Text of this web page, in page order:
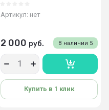
Артикул: нет
В наличии 5
2 000 руб.
Купить в 1 клик